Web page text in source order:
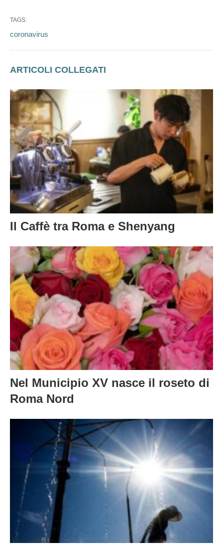
TAGS:
coronavirus
ARTICOLI COLLEGATI
Il Caffè tra Roma e Shenyang
Nel Municipio XV nasce il roseto di
Roma Nord